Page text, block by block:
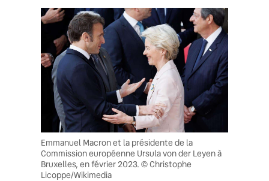
Emmanuel Macron et la présidente de la
Commission européenne Ursula von der Leyen à
Bruxelles, en février 2023. © Christophe
Licoppe/Wikimedia